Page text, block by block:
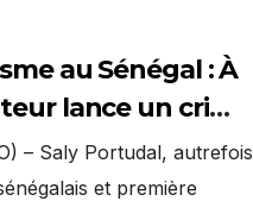
au Sénégal : À
lance un cri
me pénalise
».
– Saly Portudal, autrefois
et première